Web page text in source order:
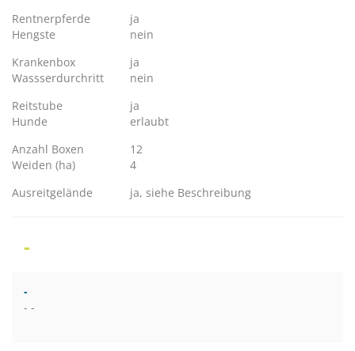
Rentnerpferde
ja
Hengste
nein
Krankenbox
ja
Wassserdurchritt
nein
Reitstube
ja
Hunde
erlaubt
Anzahl Boxen
12
Weiden (ha)
4
Ausreitgelände
ja, siehe Beschreibung
-
-
- -